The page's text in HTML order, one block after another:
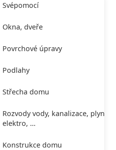
Svépomocí
Okna, dveře
Povrchové úpravy
Podlahy
Střecha domu
Rozvody vody, kanalizace, plynu,
elektro, …
Konstrukce domu